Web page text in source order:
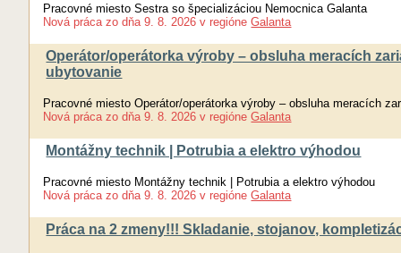
Pracovné miesto Sestra so špecializáciou Nemocnica Galanta
Nová práca zo dňa 9. 8. 2026 v regióne Galanta
Operátor/operátorka výroby – obsluha meracích
ubytovanie
Pracovné miesto Operátor/operátorka výroby – obsluha meracích
Nová práca zo dňa 9. 8. 2026 v regióne Galanta
Montážny technik | Potrubia a elektro výhodou
Pracovné miesto Montážny technik | Potrubia a elektro výhodou
Nová práca zo dňa 9. 8. 2026 v regióne Galanta
Práca na 2 zmeny!!! Skladanie, stojanov,